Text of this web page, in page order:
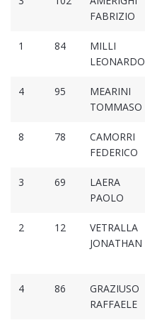
FABRIZIO
1 84
MILLI
LEONARDO
4 95
MEARINI
TOMMASO
8 78
CAMORRI
FEDERICO
3 69
LAERA
PAOLO
2 12
VETRALLA
JONATHAN
4 86
GRAZIUSO
RAFFAELE